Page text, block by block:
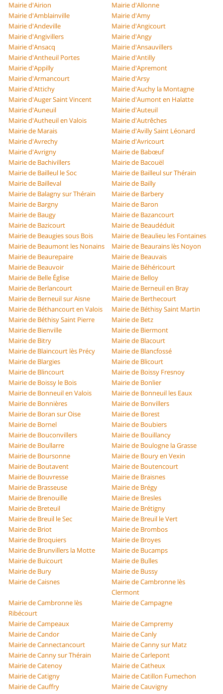
Mairie d'Airion
Mairie d'Allonne
Mairie d'Amblainville
Mairie d'Amy
Mairie d'Andeville
Mairie d'Angicourt
Mairie d'Angivillers
Mairie d'Angy
Mairie d'Ansacq
Mairie d'Ansauvillers
Mairie d'Antheuil Portes
Mairie d'Antilly
Mairie d'Appilly
Mairie d'Apremont
Mairie d'Armancourt
Mairie d'Arsy
Mairie d'Attichy
Mairie d'Auchy la Montagne
Mairie d'Auger Saint Vincent
Mairie d'Aumont en Halatte
Mairie d'Auneuil
Mairie d'Auteuil
Mairie d'Autheuil en Valois
Mairie d'Autrêches
Mairie de Marais
Mairie d'Avilly Saint Léonard
Mairie d'Avrechy
Mairie d'Avricourt
Mairie d'Avrigny
Mairie de Babœuf
Mairie de Bachivillers
Mairie de Bacouël
Mairie de Bailleul le Soc
Mairie de Bailleul sur Thérain
Mairie de Bailleval
Mairie de Bailly
Mairie de Balagny sur Thérain
Mairie de Barbery
Mairie de Bargny
Mairie de Baron
Mairie de Baugy
Mairie de Bazancourt
Mairie de Bazicourt
Mairie de Beaudéduit
Mairie de Beaugies sous Bois
Mairie de Beaulieu les Fontaines
Mairie de Beaumont les Nonains
Mairie de Beaurains lès Noyon
Mairie de Beaurepaire
Mairie de Beauvais
Mairie de Beauvoir
Mairie de Béhéricourt
Mairie de Belle Église
Mairie de Belloy
Mairie de Berlancourt
Mairie de Berneuil en Bray
Mairie de Berneuil sur Aisne
Mairie de Berthecourt
Mairie de Béthancourt en Valois
Mairie de Béthisy Saint Martin
Mairie de Béthisy Saint Pierre
Mairie de Betz
Mairie de Bienville
Mairie de Biermont
Mairie de Bitry
Mairie de Blacourt
Mairie de Blaincourt lès Précy
Mairie de Blancfossé
Mairie de Blargies
Mairie de Blicourt
Mairie de Blincourt
Mairie de Boissy Fresnoy
Mairie de Boissy le Bois
Mairie de Bonlier
Mairie de Bonneuil en Valois
Mairie de Bonneuil les Eaux
Mairie de Bonnières
Mairie de Bonvillers
Mairie de Boran sur Oise
Mairie de Borest
Mairie de Bornel
Mairie de Boubiers
Mairie de Bouconvillers
Mairie de Bouillancy
Mairie de Boullarre
Mairie de Boulogne la Grasse
Mairie de Boursonne
Mairie de Boury en Vexin
Mairie de Boutavent
Mairie de Boutencourt
Mairie de Bouvresse
Mairie de Braisnes
Mairie de Brasseuse
Mairie de Brégy
Mairie de Brenouille
Mairie de Bresles
Mairie de Breteuil
Mairie de Brétigny
Mairie de Breuil le Sec
Mairie de Breuil le Vert
Mairie de Briot
Mairie de Brombos
Mairie de Broquiers
Mairie de Broyes
Mairie de Brunvillers la Motte
Mairie de Bucamps
Mairie de Buicourt
Mairie de Bulles
Mairie de Bury
Mairie de Bussy
Mairie de Caisnes
Mairie de Cambronne lès
Clermont
Mairie de Cambronne lès
Ribécourt
Mairie de Campagne
Mairie de Campeaux
Mairie de Campremy
Mairie de Candor
Mairie de Canly
Mairie de Cannectancourt
Mairie de Canny sur Matz
Mairie de Canny sur Thérain
Mairie de Carlepont
Mairie de Catenoy
Mairie de Catheux
Mairie de Catigny
Mairie de Catillon Fumechon
Mairie de Cauffry
Mairie de Cauvigny